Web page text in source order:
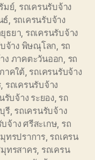
มย์, รถเครนรับจ้าง
ธ์ รถเครนรับจ้าง
ธยา รถเครนรับจ้าง
บจ้าง พิษณุโลก รถ
ง ภาคตะวันออก รถ
าคใต้ รถเครนรับจ้าง
, รถเครนรับจ้าง
รับจ้าง ระยอง, รถ
รี, รถเครนรับจ้าง
จ้าง ศรีสะเกษ รถ
ทรปราการ, รถเครน
ทรสาคร, รถเครน